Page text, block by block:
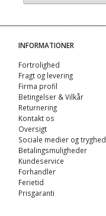
INFORMATIONER
Fortrolighed
Fragt og levering
Firma profil
Betingelser & Vilkår
Returnering
Kontakt os
Oversigt
Sociale medier og tryghed
Betalingsmuligheder
Kundeservice
Forhandler
Ferietid
Prisgaranti